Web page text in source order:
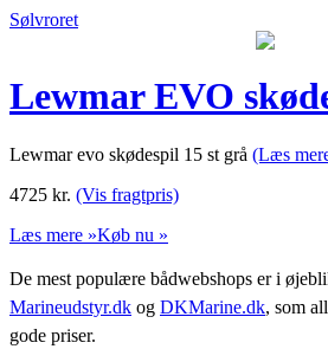
Sølvroret
Lewmar EVO
Lewmar evo skødespil 15 st grå (Læs
4725 kr. (Vis fragtpris)
Læs mere »Køb nu »
De mest populære bådwebshops er i
Marineudstyr.dk og DKMarine.dk, som
gode priser.